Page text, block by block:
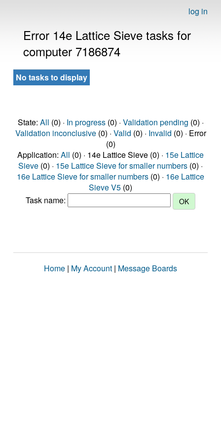
log in
Error 14e Lattice Sieve tasks for
computer 7186874
No tasks to display
State: All (0) · In progress(0) · Validation pending (0) ·
Validation inconclusive(0) · Valid (0) · Invalid (0) · Error
(0)
Application: All (0) · 14e Lattice Sieve (0) · 15e Lattice
Sieve (0) · 15e Lattice Sieve for smaller numbers (0) ·
16e Lattice Sieve for smaller numbers (0) · 16e Lattice
Sieve V5 (0)
Task name:
Home | My Account | Message Boards